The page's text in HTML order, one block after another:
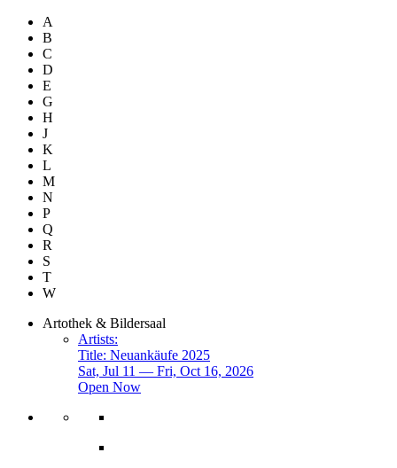
A
B
C
D
E
G
H
J
K
L
M
N
P
Q
R
S
T
W
Artothek & Bildersaal
Artists:
Title: Neuankäufe 2025
Sat, Jul 11 — Fri, Oct 16, 2026
Open Now